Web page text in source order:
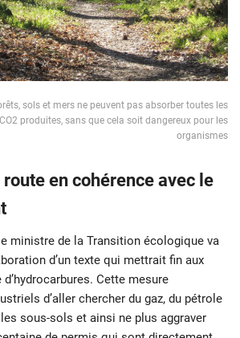
sols et mers ne peuvent pas absorber toutes les
produites, sans que cela soit dangereux pour les
organismes
en cohérence avec le
ministre de la Transition écologique va
d’un texte qui mettrait fin aux
Cette mesure
d’aller chercher du gaz, du pétrole
sous-sols et ainsi ne plus aggraver